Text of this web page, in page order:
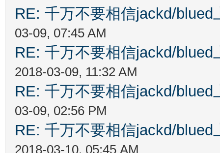
RE: 千万不要相信jackd/
03-09, 07:45 AM
RE: 千万不要相信jackd/
2018-03-09, 11:32 AM
RE: 千万不要相信jackd/
03-09, 02:56 PM
RE: 千万不要相信jackd/
2018-03-10, 05:45 AM